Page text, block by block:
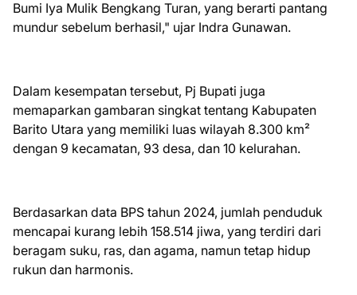
Bumi Iya Mulik Bengkang Turan, yang berarti pantang
mundur sebelum berhasil," ujar Indra Gunawan.
Dalam kesempatan tersebut, Pj Bupati juga
memaparkan gambaran singkat tentang Kabupaten
Barito Utara yang memiliki luas wilayah 8.300 km²
dengan 9 kecamatan, 93 desa, dan 10 kelurahan.
Berdasarkan data BPS tahun 2024, jumlah penduduk
mencapai kurang lebih 158.514 jiwa, yang terdiri dari
beragam suku, ras, dan agama, namun tetap hidup
rukun dan harmonis.